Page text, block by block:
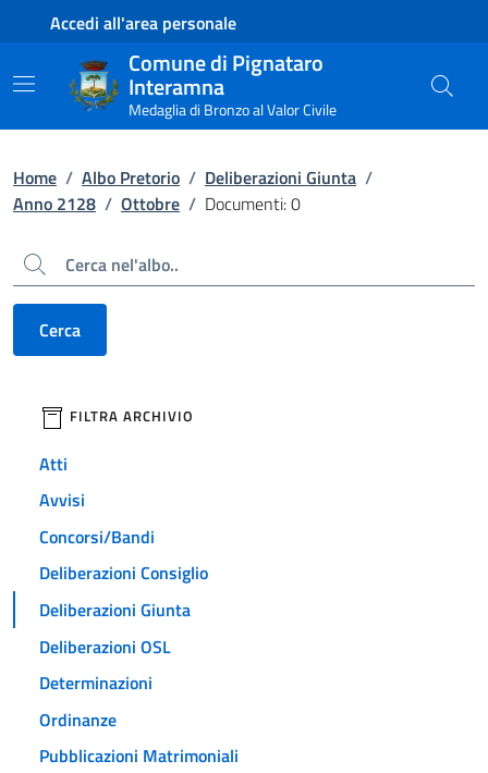
Contenuto principale
Piede di paginaAccedi all'area personale
Comune di Pignataro
Interamna
Medaglia di Bronzo al Valor Civile
Home / Albo Pretorio / Deliberazioni Giunta /
Anno 2128 / Ottobre / Documenti: 0
Cerca
Cerca
filtri da applicare
FILTRA ARCHIVIO
Atti
Avvisi
Concorsi/Bandi
Deliberazioni Consiglio
Deliberazioni Giunta
Deliberazioni OSL
Determinazioni
Ordinanze
Pubblicazioni Matrimoniali